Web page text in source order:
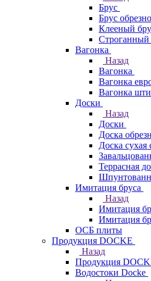
Брус
Брус
Клееный
Строганный
Вагонка
Назад
Вагонка
Вагонка
Вагонка
Доски
Назад
Доски
Доска
Доска сухая
Террасная
Имитация бруса
Назад
Имитация
Имитация
ОСБ плиты
Продукция DOCKE
Назад
Продукция
Водостоки Docke